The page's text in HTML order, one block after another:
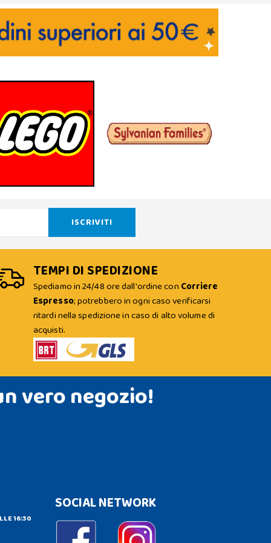
TEMPI DI SPEDIZIONE
Spediamo in 24/48 ore dall'ordine con Corriere
Espresso; potrebbero in ogni caso verificarsi
ritardi nella spedizione in caso di alto volume di
acquisti.
vero negozio!
16:30
SOCIAL NETWORK